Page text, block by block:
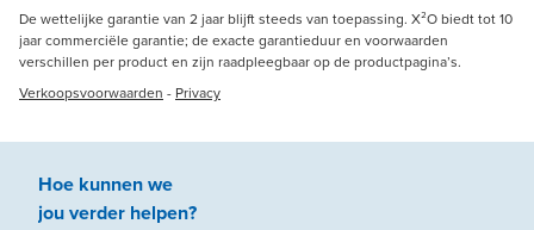
De wettelijke garantie van 2 jaar blijft steeds van toepassing. X²O biedt tot 10
jaar commerciële garantie; de exacte garantieduur en voorwaarden
verschillen per product en zijn raadpleegbaar op de productpagina’s.
Verkoopsvoorwaarden - Privacy
Hoe kunnen we
jouverder helpen?